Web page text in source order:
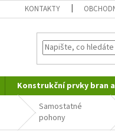
KONTAKTY
Konstrukční prvky bran
Samostatné
pohony